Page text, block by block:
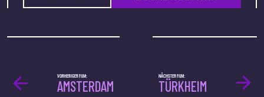
NÄCHSTER FILM:
TÜRKHEIM
VORHERIGER FILM:
AMSTERDAM